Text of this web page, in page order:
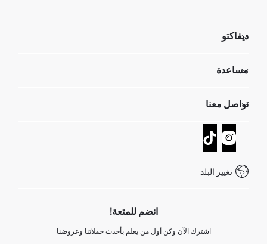
ديفاكتو
تعرف علينا
GIFT CLUB
مساعدة
عمليات الارجاع و الاستبدال السهلة
تتبع الشحنة
كيف يمكنك التسوق في ديفاكتو ؟
كيف تدفع في ديفاكتو؟
شروط المنافسة
تواصل معنا
نموذج الاتصال
خدمة العملاء
Call Center 19782
تغيير البلد
انضم للمتعة!
اشترك الآن وكن أول من يعلم بأحدث حملاتنا وعروضنا